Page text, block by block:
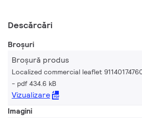
Descărcări
Broșuri
Broșură produs
Localized commercial leaflet
pdf 434.6 kB
Vizualizare
Imagini